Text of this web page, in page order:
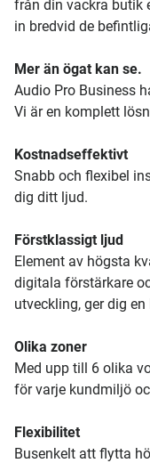
från din vackra butik
in bredvid de
Mer än ögat kan se.
Audio Pro Business
Vi är en komplett
Kostnadseffektivt
Snabb och flexibel
dig ditt ljud.
Förstklassigt ljud
Element av högsta
digitala förstärkare
utveckling, ger dig
Olika zoner
Med upp till 6 olika
för varje kundmiljö
Flexibilitet
Busenkelt att flytta